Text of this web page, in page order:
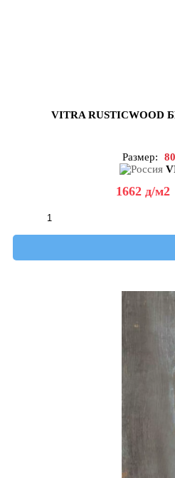
VITRA
Размер:
1662 д/м2